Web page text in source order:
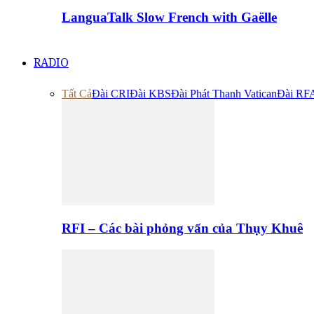
LanguaTalk Slow French with Gaëlle
RADIO
Tất CảĐài CRIĐài KBSĐài Phát Thanh VaticanĐài
RFI – Các bài phỏng vấn của Thụy Khuê